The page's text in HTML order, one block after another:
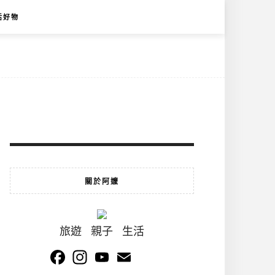
好物
關於阿嬤
旅遊 親子 生活
FacebookInstagramYouTube
Channel